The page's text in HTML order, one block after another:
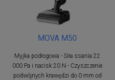
MOVA M50
Myjka podłogowa - Siła ssania 22
000 Pa i nacisk 20 N - Czyszczenie
podwójnych krawędzi do 0 mm od